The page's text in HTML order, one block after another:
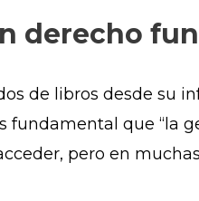
derecho
de libros desde su
fundamental que “la
pero en